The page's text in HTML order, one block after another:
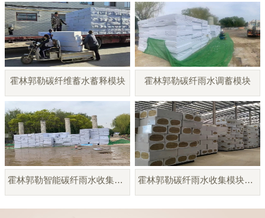
霍林郭勒碳纤维蓄水蓄释模块 霍林郭勒碳纤雨水调蓄模块
霍林郭勒智能碳纤雨水收集模块 霍林郭勒碳纤雨水收集模块厂家